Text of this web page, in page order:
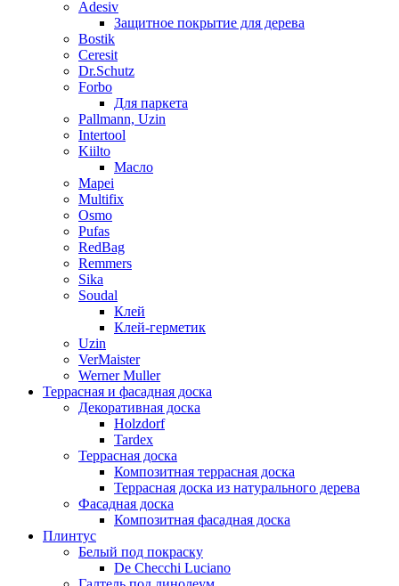
Adesiv
Защитное покрытие для дерева
Bostik
Ceresit
Dr.Schutz
Forbo
Для паркета
Pallmann, Uzin
Intertool
Kiilto
Масло
Mapei
Multifix
Osmo
Pufas
RedBag
Remmers
Sika
Soudal
Клей
Клей-герметик
Uzin
VerMaister
Werner Muller
Террасная и фасадная доска
Декоративная доска
Holzdorf
Tardex
Террасная доска
Композитная террасная доска
Террасная доска из натурального дерева
Фасадная доска
Композитная фасадная доска
Плинтус
Белый под покраску
De Checchi Luciano